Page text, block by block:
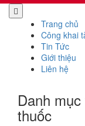
Trang chủ
Công khai
Tin Tức
Giới thiệu
Liên hệ
Danh
thuốc